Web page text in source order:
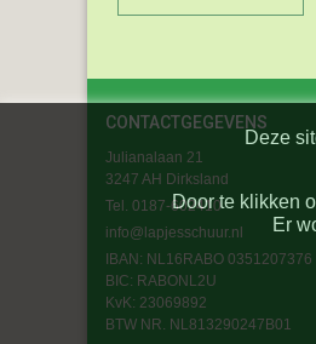
CONTACTGEGEVENS
Julianalaan 21
3247 AH Dirksland
Tel. 0187-602410
info@lapjesschuur.nl
IBAN: NL16RABO 0351207376
BIC: RABONL2U
KvK: 23069892
BTW NR. NL813290247B01
Deze
Door te klikken
Er